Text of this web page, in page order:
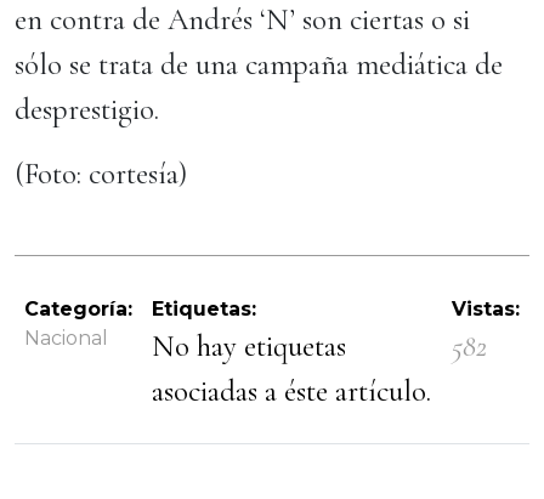
en contra de Andrés ‘N’ son ciertas o si
sólo se trata de una campaña mediática de
desprestigio.
(Foto: cortesía)
Categoría:
Nacional
Etiquetas:
No hay etiquetas
asociadas a éste artículo.
Vistas:
582